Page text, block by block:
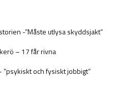
-”Måste utlysa skyddsjakt”
– 17 får rivna
”psykiskt och fysiskt jobbigt”